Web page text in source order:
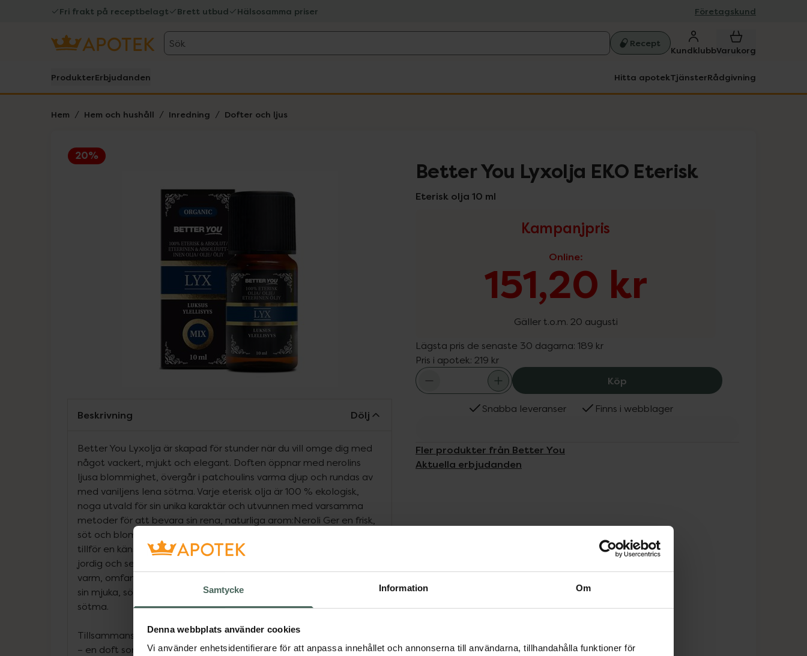
Samtycke Information Om
Denna webbplats använder cookies
Vi använder enhetsidentifierare för att anpassa innehållet och annonserna till användarna, tillhandahålla funktioner för
Fri frakt på receptbelagt Brett utbud Hälsosamma priser Företagskund
Sök Recept
KundklubbVarukorg
ProdukterErbjudanden Hitta apotekTjänsterRådgivning
Hem Hem och hushåll Inredning Dofter och ljus
20%
Lista: . Innehåller 1 objekt.
Better You Lyxolja EKO Eterisk
Eterisk olja 10 ml
Kampanjpris
Online:
151,20 kr
Gäller t.o.m. 20 augusti
Lägsta pris de senaste 30 dagarna: 189 kr
Pris i apotek: 219 kr
Köp Better You Lyxolja EKO Eterisk, 151.2
Snabba leveranser Finns i webblager
Fler produkter från Better You
Aktuella erbjudanden
Beskrivning Dölj
Better You Lyxolja är skapad för stunder när du vill omge dig med
något vackert, mjukt och elegant. Doften öppnar med nerolins
ljusa blommighet, övergår i patchoulins varma djup och rundas av
med vaniljens lena sötma. Varje eterisk olja är 100 % ekologisk,
noga utvald för sin unika karaktär och utvunnen med varsamma
metoder för att bevara sin rena, naturliga arom:Neroli Ger en frisk,
söt och blommig ton med inslag av citrus som lyfter doften och
tillför en känsla av ljus och elegans.Patchouli Bidrar med en djup,
jordig och sensuell doft som förankrar blandningen och skapar en
varm, omfamnande atmosfär.Vanilj Rundar av kompositionen med
sin mjuka, söta och balsamiska ton som tillför en len och exklusiv
sötma.
Tillsammans skapar dessa tre oljor en fyllig och sofistikerad helhet
– en doft som känns både inbjudande och exklusiv. Använd i en